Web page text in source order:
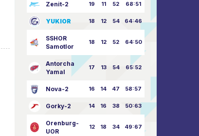
Zenit-2 19 11 52 68:51
YUKIOR 18 12 54 64:46
SSHOR
Samotlor
18 12 52 64:50
Antorcha
Yamal
17 13 54 65:52
Nova-2 16 14 47 58:57
Gorky-2 14 16 38 50:63
Orenburg-
UOR
12 18 34 49:67